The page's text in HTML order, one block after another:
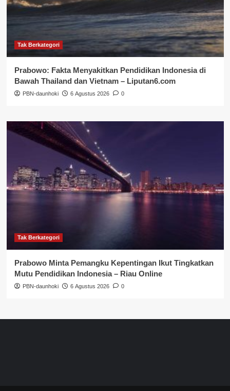
Tak Berkategori
Prabowo: Fakta Menyakitkan Pendidikan Indonesia di
Bawah Thailand dan Vietnam – Liputan6.com
PBN-daunhoki 6 Agustus 2026 0
Tak Berkategori
Prabowo Minta Pemangku Kepentingan Ikut Tingkatkan
Mutu Pendidikan Indonesia – Riau Online
PBN-daunhoki 6 Agustus 2026 0